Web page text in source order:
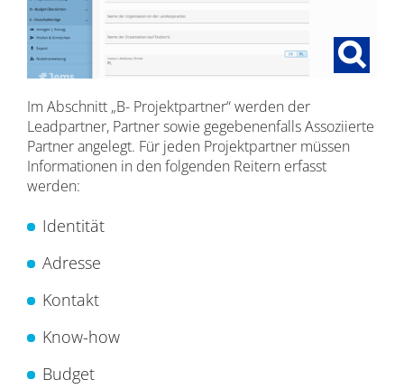
Im Abschnitt „B- Projektpartner“ werden der
Leadpartner, Partner sowie gegebenenfalls Assoziierte
Partner angelegt. Für jeden Projektpartner müssen
Informationen in den folgenden Reitern erfasst
werden:
Identität
Adresse
Kontakt
Know-how
Budget